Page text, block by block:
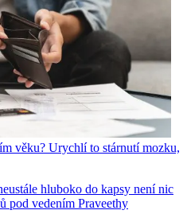
věku? Urychlí to stárnutí mozku,
hluboko do kapsy není nic
pod vedením Praveethy